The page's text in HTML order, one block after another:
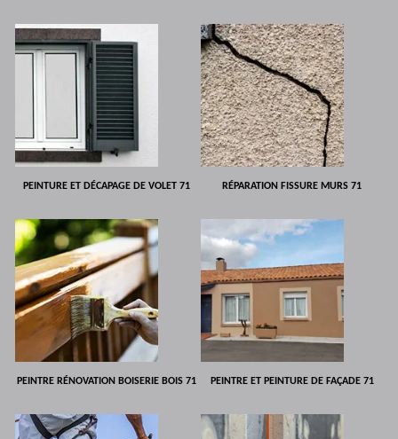
PEINTURE ET DÉCAPAGE DE VOLET 71 RÉPARATION FISSURE MURS 71
PEINTRE RÉNOVATION BOISERIE BOIS 71 PEINTRE ET PEINTURE DE FAÇADE 71